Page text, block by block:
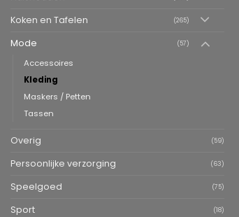
Koken en Tafelen (265)
Mode (57)
Accessoires
Kleding
Maskers / Petten
Tassen
Overig (59)
Persoonlijke verzorging (63)
Speelgoed (75)
Sport (18)